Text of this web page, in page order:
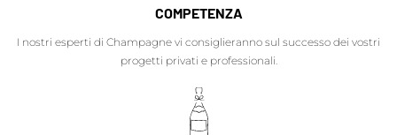
COMPETENZA
I nostri esperti di Champagne vi consiglieranno sul successo dei vostri
progetti privati e professionali.